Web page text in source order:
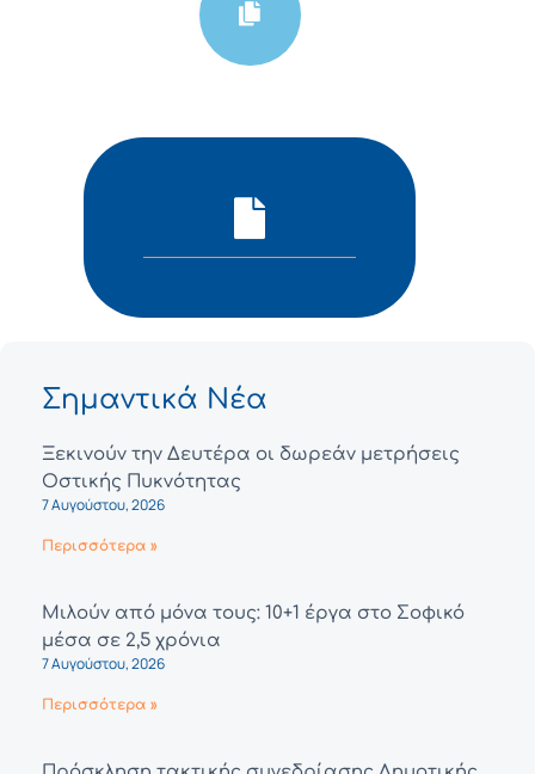
Σημαντικά Νέα
Ξεκινούν την Δευτέρα οι δωρεάν μετρήσεις
Οστικής Πυκνότητας
7 Αυγούστου, 2026
Περισσότερα »
Μιλούν από μόνα τους: 10+1 έργα στο Σοφικό
μέσα σε 2,5 χρόνια
7 Αυγούστου, 2026
Περισσότερα »